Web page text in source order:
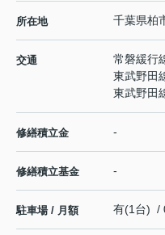
所在地 千葉県柏
交通 常磐緩行
東武野田
東武野田
修繕積立金 -
修繕積立基金 -
駐車場 / 月額 有(1台) /